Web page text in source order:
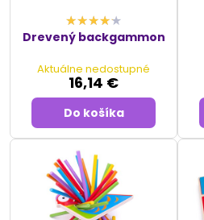
Drevený backgammon
Aktuálne nedostupné
16,14 €
Do košíka